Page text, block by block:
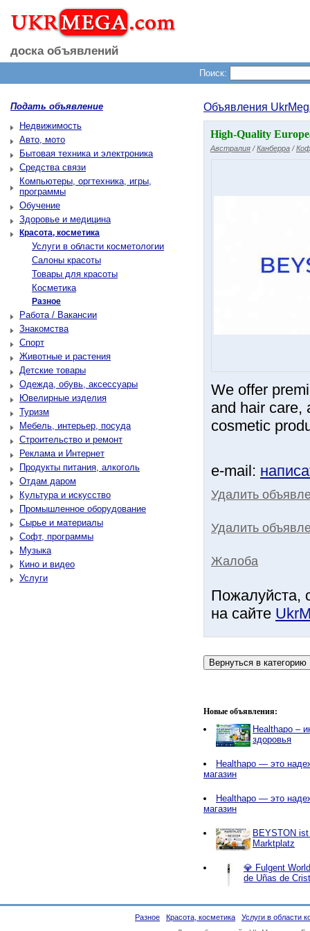
доска объявлений
Поиск:
Подать объявление
Недвижимость
Авто, мото
Бытовая техника и электроника
Средства связи
Компьютеры, оргтехника, игры,
программы
Обучение
Здоровье и медицина
Красота, косметика
Услуги в области косметологии
Салоны красоты
Товары для красоты
Косметика
Разное
Работа / Вакансии
Знакомства
Спорт
Животные и растения
Детские товары
Одежда, обувь, аксессуары
Ювелирные изделия
Туризм
Мебель, интерьер, посуда
Строительство и ремонт
Реклама и Интернет
Продукты питания, алкоголь
Отдам даром
Культура и искусство
Промышленное оборудование
Сырье и материалы
Софт, программы
Музыка
Кино и видео
Услуги
Объявления
High-Quality
Австралия /Канберра /
We offer
and hair care,
cosmetic
e-mail:
Удалить
Удалить
Жалоба
Пожалуйста,
на сайте
Новые объявления:
Healthapo –
здоровья
Healthapo — это
магазин
Healthapo — это
магазин
BEYSTON
Marktplatz
💎 Fulgent
de Uñas de
Разное Красота, косметика
Услуги в области